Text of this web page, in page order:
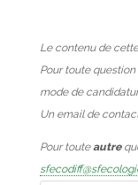
Le contenu de
Pour toute
mode de
Un email de
Pour touteautre